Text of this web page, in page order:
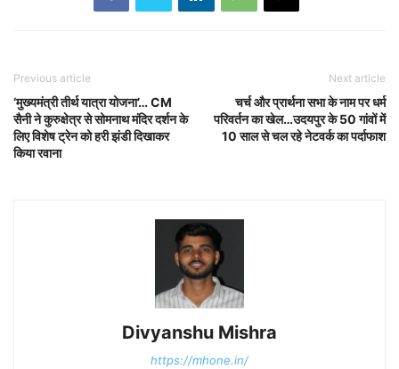
Previous article
‘मुख्यमंत्री तीर्थ यात्रा योजना’… CM
सैनी ने कुरुक्षेत्र से सोमनाथ मंदिर दर्शन के
लिए विशेष ट्रेन को हरी झंडी दिखाकर
किया रवाना
Next article
चर्च और प्रार्थना सभा के नाम पर धर्म
परिवर्तन का खेल…उदयपुर के 50 गांवों में
10 साल से चल रहे नेटवर्क का पर्दाफाश
Divyanshu Mishra
https://mhone.in/